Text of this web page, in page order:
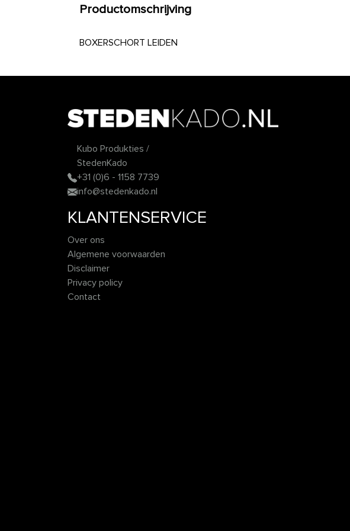
Productomschrijving
BOXERSCHORT LEIDEN
Kubo Produkties /
StedenKado
+31 (0)6 - 1158 7739
info@stedenkado.nl
KLANTENSERVICE
Over ons
Algemene voorwaarden
Disclaimer
Privacy policy
Contact